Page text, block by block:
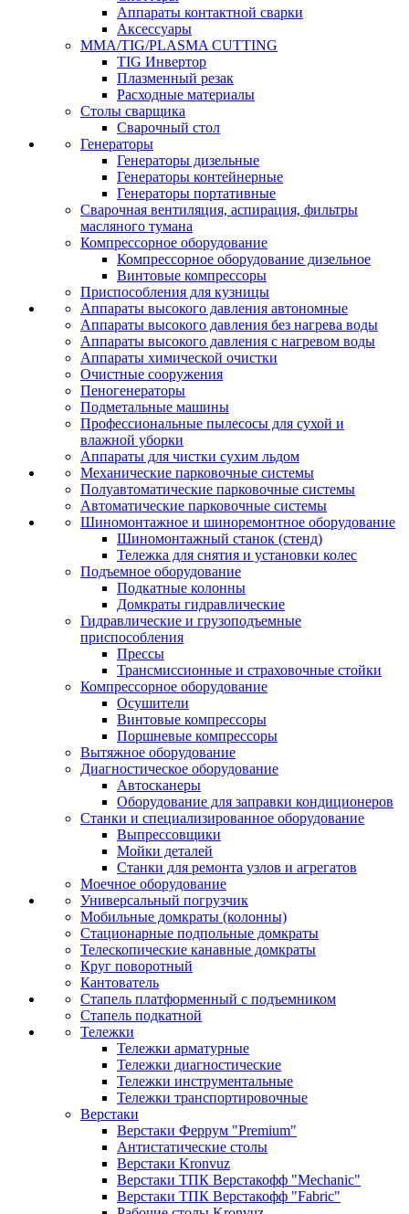
Аппараты контактной сварки
Аксессуары
MMA/TIG/PLASMA CUTTING
TIG Инвертор
Плазменный резак
Расходные материалы
Столы сварщика
Сварочный стол
Генераторы
Генераторы дизельные
Генераторы контейнерные
Генераторы портативные
Сварочная вентиляция, аспирация, фильтры
масляного тумана
Компрессорное оборудование
Компрессорное оборудование дизельное
Винтовые компрессоры
Приспособления для кузницы
Аппараты высокого давления автономные
Аппараты высокого давления без нагрева воды
Аппараты высокого давления с нагревом воды
Аппараты химической очистки
Очистные сооружения
Пеногенераторы
Подметальные машины
Профессиональные пылесосы для сухой и
влажной уборки
Аппараты для чистки сухим льдом
Механические парковочные системы
Полуавтоматические парковочные системы
Автоматические парковочные системы
Шиномонтажное и шиноремонтное оборудование
Шиномонтажный станок (стенд)
Тележка для снятия и установки колес
Подъемное оборудование
Подкатные колонны
Домкраты гидравлические
Гидравлические и грузоподъемные
приспособления
Прессы
Трансмиссионные и страховочные стойки
Компрессорное оборудование
Осушители
Винтовые компрессоры
Поршневые компрессоры
Вытяжное оборудование
Диагностическое оборудование
Автосканеры
Оборудование для заправки кондиционеров
Станки и специализированное оборудование
Выпрессовщики
Мойки деталей
Станки для ремонта узлов и агрегатов
Моечное оборудование
Универсальный погрузчик
Мобильные домкраты (колонны)
Стационарные подпольные домкраты
Телескопические канавные домкраты
Круг поворотный
Кантователь
Стапель платформенный с подъемником
Стапель подкатной
Тележки
Тележки арматурные
Тележки диагностические
Тележки инструментальные
Тележки транспортировочные
Верстаки
Верстаки Феррум "Premium"
Антистатические столы
Верстаки Kronvuz
Верстаки ТПК Верстакофф "Mechanic"
Верстаки ТПК Верстакофф "Fabric"